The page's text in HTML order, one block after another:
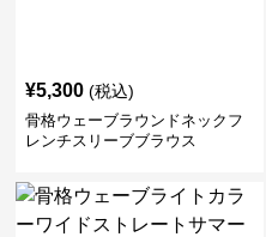
¥5,300 (税込)
骨格ウェーブラウンドネックフ
レンチスリーブブラウス